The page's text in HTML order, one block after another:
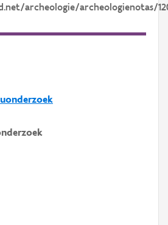
archeologie/archeologienotas/